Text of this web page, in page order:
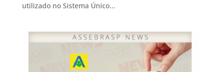
utilizado no Sistema Único...